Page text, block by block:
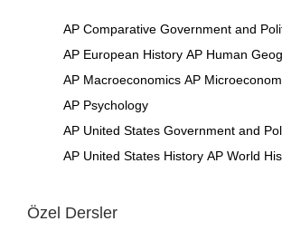
AP Comparative Government and
AP European History AP Human
AP Macroeconomics AP
AP Psychology
AP United States Government and
AP United States History AP World
Özel Dersler